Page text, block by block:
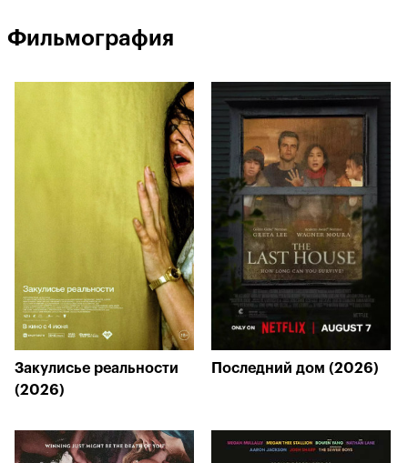
Фильмография
Закулисье реальности
(2026)
Последний дом (2026)